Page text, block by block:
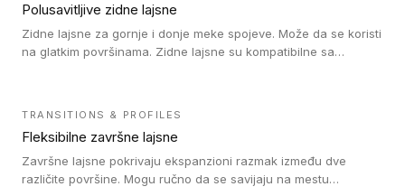
Polusavitljive zidne lajsne
Zidne lajsne za gornje i donje meke spojeve. Može da se koristi
na glatkim površinama. Zidne lajsne su kompatibilne sa
TRANSITIONS & PROFILES
Fleksibilne završne lajsne
Završne lajsne pokrivaju ekspanzioni razmak između dve
različite površine. Mogu ručno da se savijaju na mestu